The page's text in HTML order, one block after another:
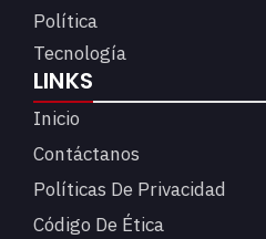
Política
Tecnología
LINKS
Inicio
Contáctanos
Políticas De Privacidad
Código De Ética